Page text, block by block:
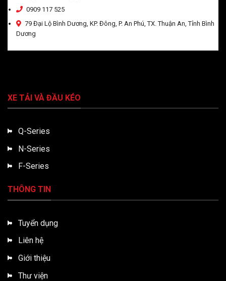
0909 117 525
79 Đại Lộ Bình Dương, KP. Đông, P. An Phú, TX. Thuận An, Tỉnh Bình
Dương
XE TẢI VÀ ĐẦU KÉO
Q-Series
N-Series
F-Series
THÔNG TIN
Tuyển dụng
Liên hệ
Giới thiệu
Thư viện